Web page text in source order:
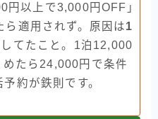
円以上で3,000円OFF」
適用されず。原因は1
してたこと。1泊12,000
たら24,000円で条件
約が鉄則です。